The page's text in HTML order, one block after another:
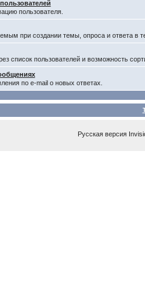
пользователя.
при создании темы, опроса и ответа в
список пользователей и возможность
по e-mail о новых ответах.
Русская версия